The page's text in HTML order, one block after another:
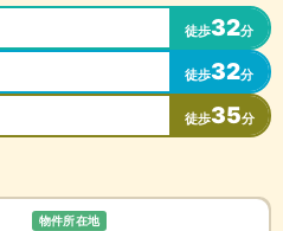
徒歩32分
徒歩32分
徒歩35分
物件所在地